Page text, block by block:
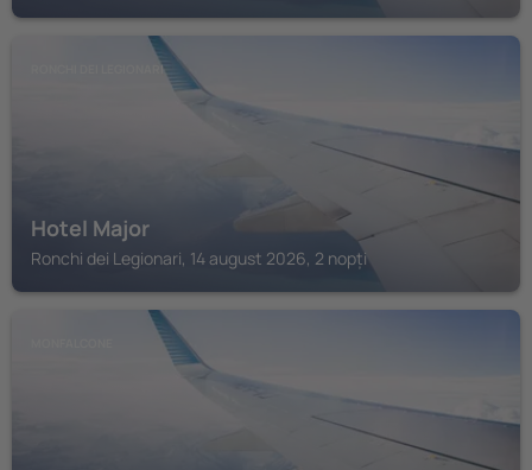
RONCHI DEI LEGIONARI
Hotel Major
Ronchi dei Legionari, 14 august 2026, 2 nopți